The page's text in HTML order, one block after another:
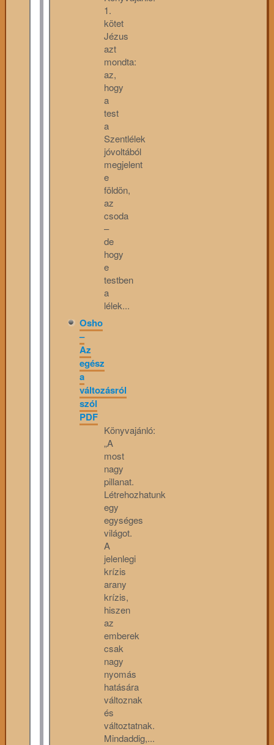
1.
kötet
Jézus
azt
mondta:
az,
hogy
a
test
a
Szentlélek
jóvoltából
megjelent
e
földön,
az
csoda
–
de
hogy
e
testben
a
lélek...
Osho
–
Az
egész
a
változásról
szól
PDF
Könyvajánló:
„A
most
nagy
pillanat.
Létrehozhatunk
egy
egységes
világot.
A
jelenlegi
krízis
arany
krízis,
hiszen
az
emberek
csak
nagy
nyomás
hatására
változnak
és
változtatnak.
Mindaddig,...